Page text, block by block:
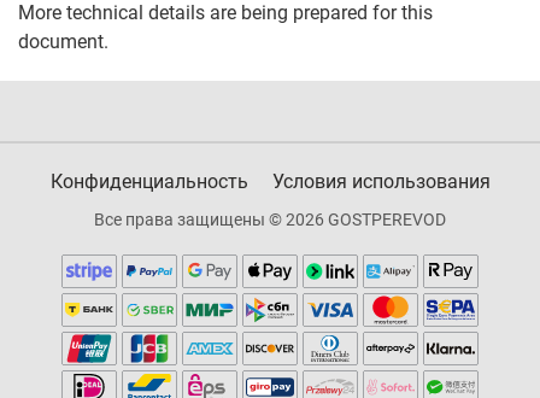
More technical details are being prepared for this
document.
Конфиденциальность Условия использования
Все права защищены © 2026 GOSTPEREVOD